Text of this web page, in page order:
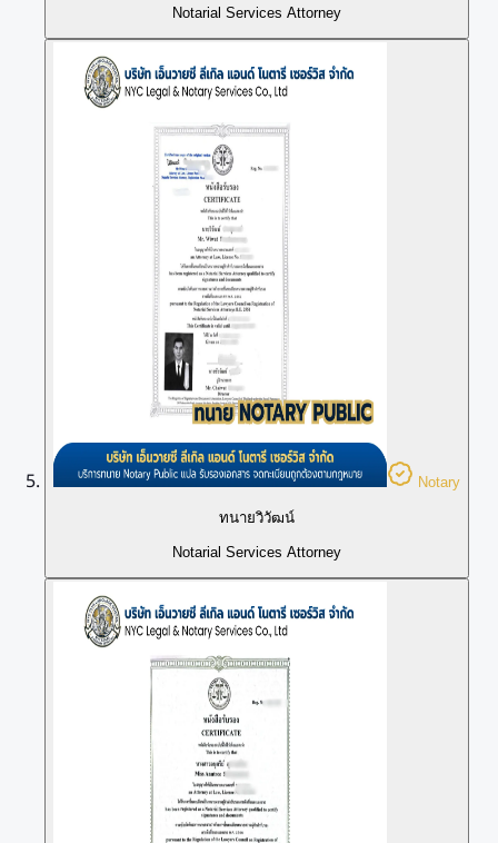
Notarial Services Attorney
Notary
ทนายวิวัฒน์
Notarial Services Attorney